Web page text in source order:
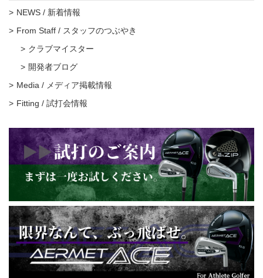
NEWS / 新着情報
From Staff / スタッフのつぶやき
クラブマイスター
開発者ブログ
Media / メディア掲載情報
Fitting / 試打会情報